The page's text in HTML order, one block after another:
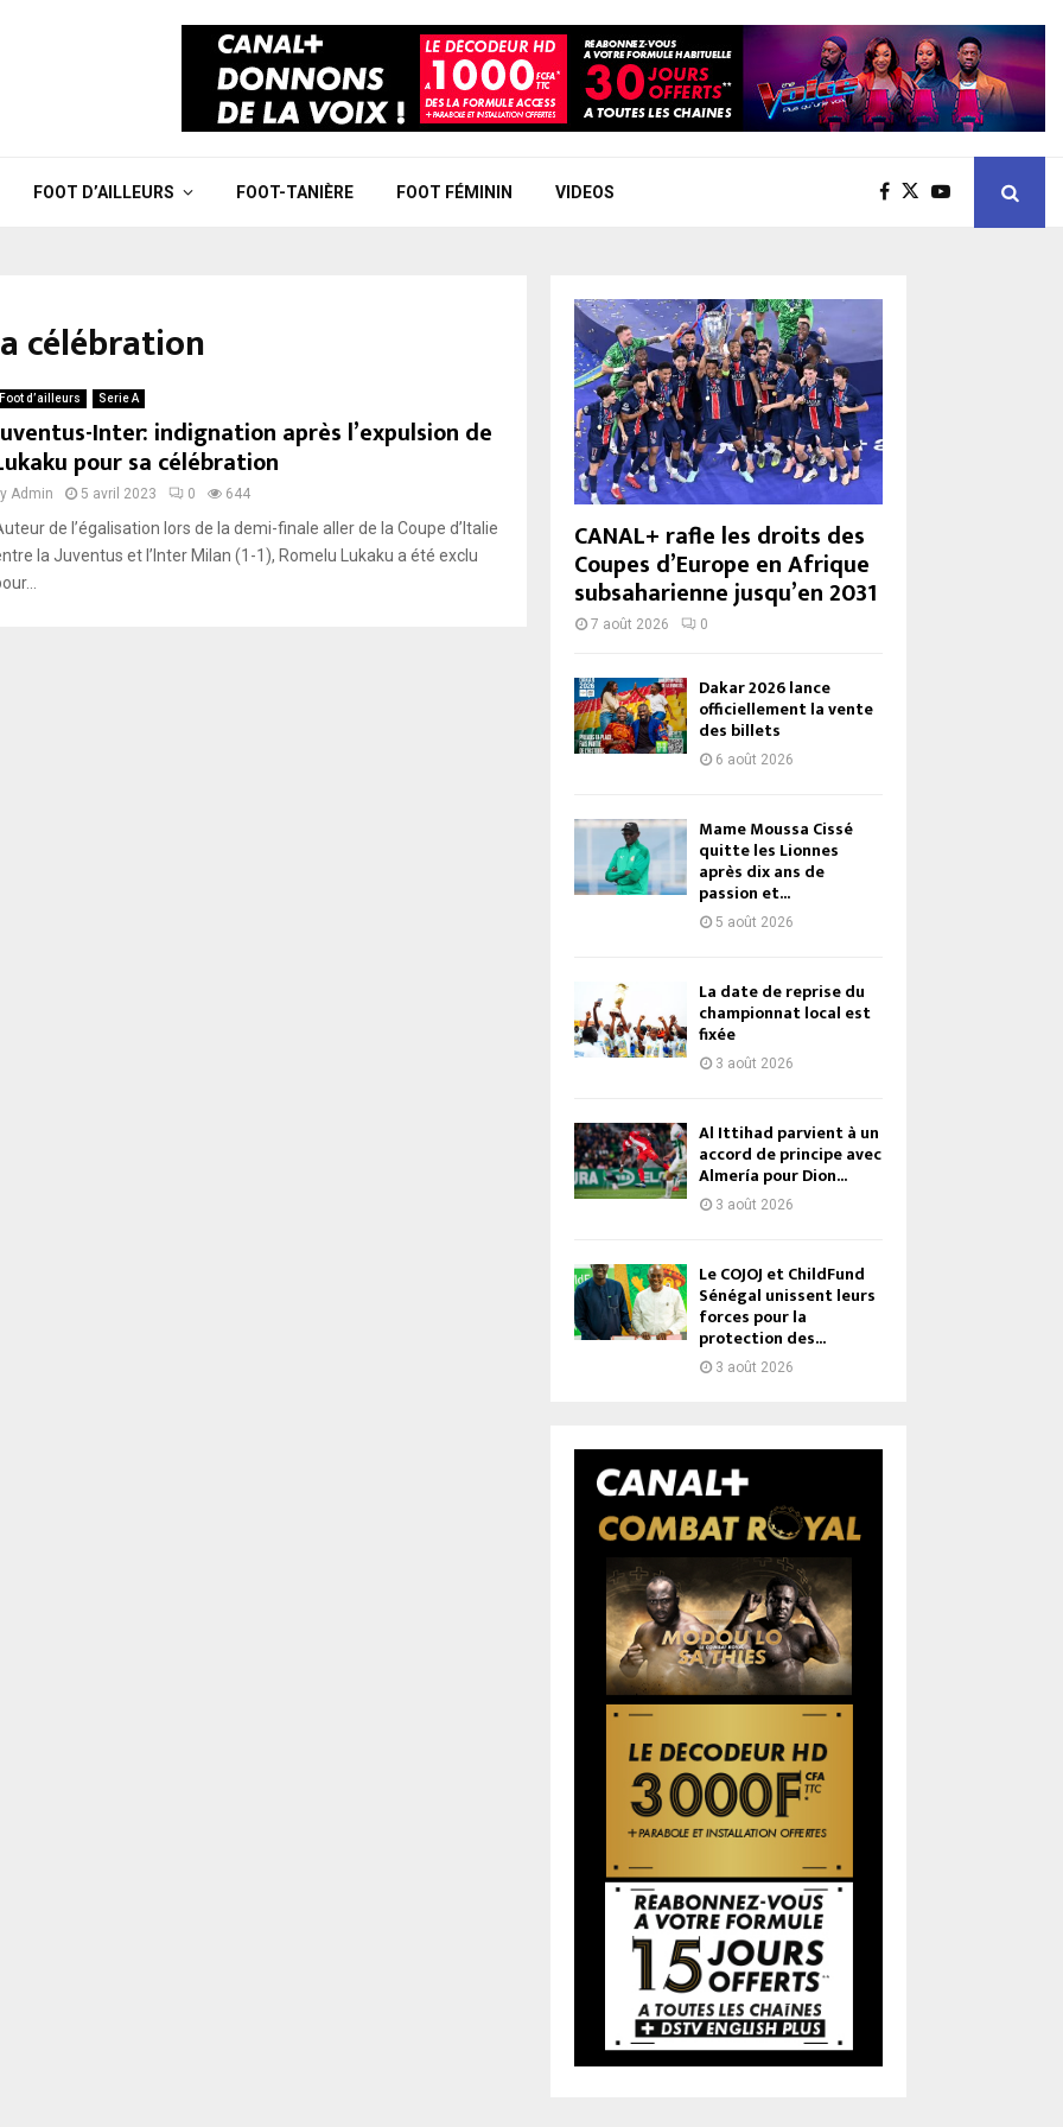
FOOT D’AILLEURS FOOT-TANIÈRE FOOT FÉMININ VIDEOS
célébration
Foot d’ailleurs Serie A
Inter: indignation après l’expulsion de
pour sa célébration
Admin 5 avril 2023 0 644
de l’égalisation lors de la demi-finale aller de la Coupe d’Italie
la Juventus et l’Inter Milan (1-1), Romelu Lukaku a été exclu
CANAL+ rafle les droits des
Coupes d’Europe en Afrique
subsaharienne jusqu’en 2031
7 août 2026 0
Dakar 2026 lance
officiellement la vente
des billets
6 août 2026
Mame Moussa Cissé
quitte les Lionnes
après dix ans de
passion et...
5 août 2026
La date de reprise du
championnat local est
fixée
3 août 2026
Al Ittihad parvient à un
accord de principe avec
Almería pour Dion...
3 août 2026
Le COJOJ et ChildFund
Sénégal unissent leurs
forces pour la
protection des...
3 août 2026